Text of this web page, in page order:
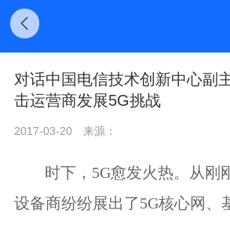
对话中国电信技术创新中心副
击运营商发展5G挑战
2017-03-20 来源：
时下，5G愈发火热。从刚
设备商纷纷展出了5G核心网、